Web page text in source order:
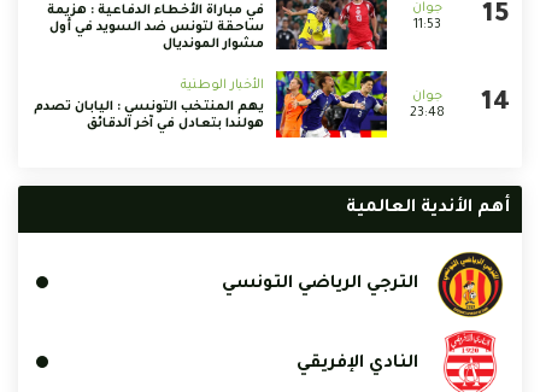
11:53
في مباراة الأخطاء الدفاعية : هزيمة
ساحقة لتونس ضد السويد في أول
مشوار المونديال
23:48
الأخبار الوطنية
يهم المنتخب التونسي : اليابان تصدم
هولندا بتعادل في آخر الدقائق
أهم الأندية العالمية
الترجي الرياضي التونسي
النادي الإفريقي